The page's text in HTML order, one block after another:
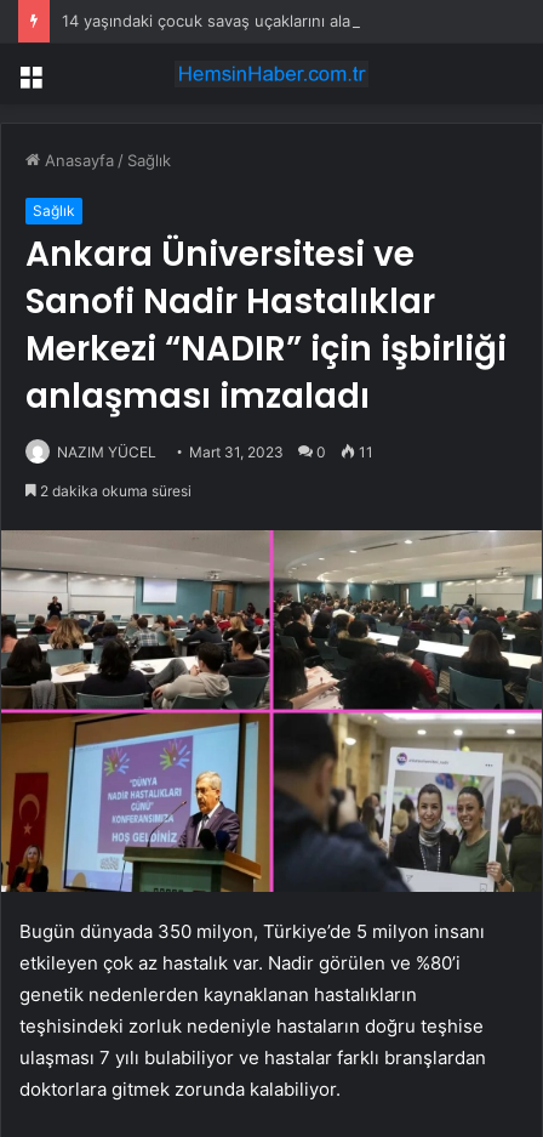
14 yaşındaki çocuk savaş uçaklarını alarma geçirdi
Menü
Anasayfa / Sağlık
Sağlık
Ankara Üniversitesi ve
Sanofi Nadir Hastalıklar
Merkezi “NADIR” için işbirliği
anlaşması imzaladı
NAZIM YÜCEL Mart 31, 2023 0 11
2 dakika okuma süresi
Bugün dünyada 350 milyon, Türkiye’de 5 milyon insanı
etkileyen çok az hastalık var. Nadir görülen ve %80’i
genetik nedenlerden kaynaklanan hastalıkların
teşhisindeki zorluk nedeniyle hastaların doğru teşhise
ulaşması 7 yılı bulabiliyor ve hastalar farklı branşlardan
doktorlara gitmek zorunda kalabiliyor.